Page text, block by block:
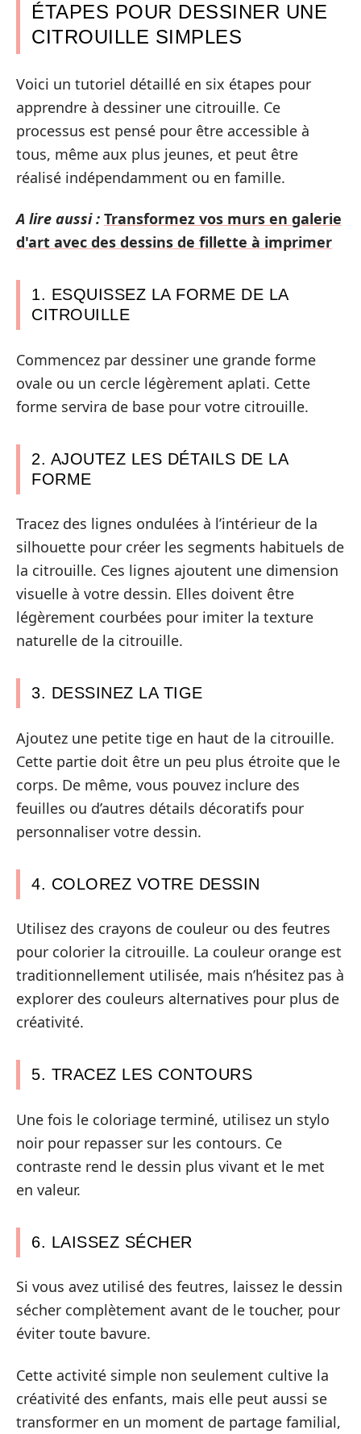
ÉTAPES POUR DESSINER UNE
CITROUILLE SIMPLES
Voici un tutoriel détaillé en six étapes pour
apprendre à dessiner une citrouille. Ce
processus est pensé pour être accessible à
tous, même aux plus jeunes, et peut être
réalisé indépendamment ou en famille.
A lire aussi : Transformez vos murs en galerie
d'art avec des dessins de fillette à imprimer
1. ESQUISSEZ LA FORME DE LA
CITROUILLE
Commencez par dessiner une grande forme
ovale ou un cercle légèrement aplati. Cette
forme servira de base pour votre citrouille.
2. AJOUTEZ LES DÉTAILS DE LA
FORME
Tracez des lignes ondulées à l’intérieur de la
silhouette pour créer les segments habituels de
la citrouille. Ces lignes ajoutent une dimension
visuelle à votre dessin. Elles doivent être
légèrement courbées pour imiter la texture
naturelle de la citrouille.
3. DESSINEZ LA TIGE
Ajoutez une petite tige en haut de la citrouille.
Cette partie doit être un peu plus étroite que le
corps. De même, vous pouvez inclure des
feuilles ou d’autres détails décoratifs pour
personnaliser votre dessin.
4. COLOREZ VOTRE DESSIN
Utilisez des crayons de couleur ou des feutres
pour colorier la citrouille. La couleur orange est
traditionnellement utilisée, mais n’hésitez pas à
explorer des couleurs alternatives pour plus de
créativité.
5. TRACEZ LES CONTOURS
Une fois le coloriage terminé, utilisez un stylo
noir pour repasser sur les contours. Ce
contraste rend le dessin plus vivant et le met
en valeur.
6. LAISSEZ SÉCHER
Si vous avez utilisé des feutres, laissez le dessin
sécher complètement avant de le toucher, pour
éviter toute bavure.
Cette activité simple non seulement cultive la
créativité des enfants, mais elle peut aussi se
transformer en un moment de partage familial,